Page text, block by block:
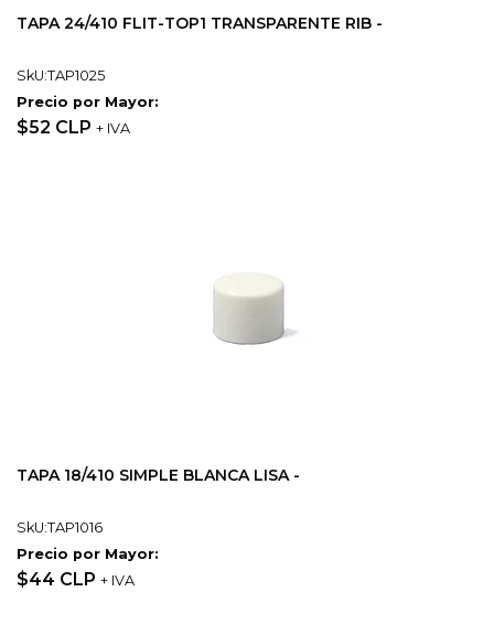
TAPA 24/410 FLIT-TOP1 TRANSPARENTE RIB -
SkU:TAP1025
Precio por Mayor:
$52 CLP + IVA
TAPA 18/410 SIMPLE BLANCA LISA -
SkU:TAP1016
Precio por Mayor:
$44 CLP + IVA